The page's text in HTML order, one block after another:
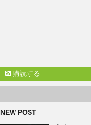
購読する
NEW POST